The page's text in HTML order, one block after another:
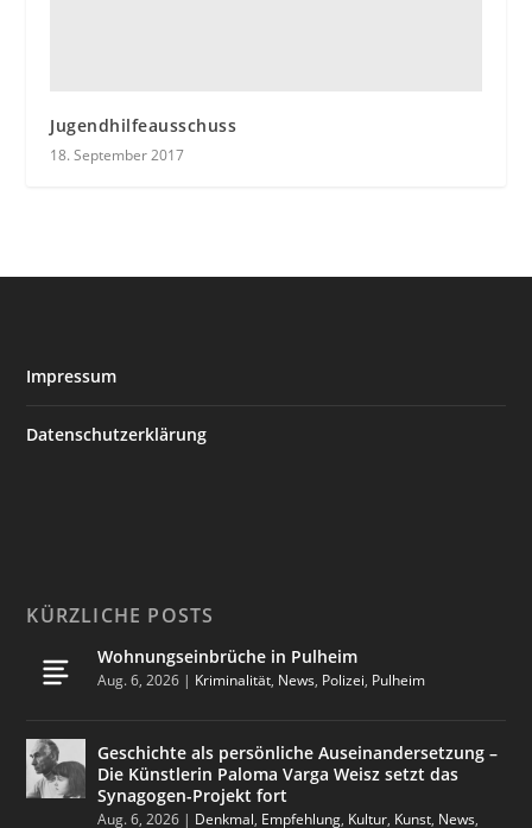
Jugendhilfeausschuss
18. September 2017
Impressum
Datenschutzerklärung
KÜRZLICHE POSTS
Wohnungseinbrüche in Pulheim
Aug. 6, 2026 | Kriminalität, News, Polizei, Pulheim
Geschichte als persönliche Auseinandersetzung –
Die Künstlerin Paloma Varga Weisz setzt das
Synagogen-Projekt fort
Aug. 6, 2026 | Denkmal, Empfehlung, Kultur, Kunst, News,